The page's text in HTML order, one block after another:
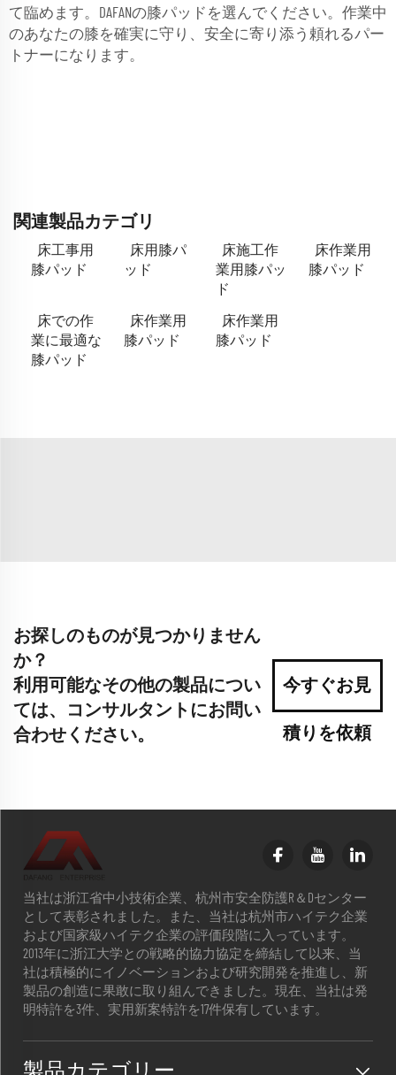
て臨めます。DAFANの膝パッドを選んでください。作業中
のあなたの膝を確実に守り、安全に寄り添う頼れるパー
トナーになります。
関連製品カテゴリ
床工事用
膝パッド
床用膝パ
ッド
床施工作
業用膝パッ
ド
床作業用
膝パッド
床での作
業に最適な
膝パッド
床作業用
膝パッド
床作業用
膝パッド
お探しのものが見つかりません
か？
利用可能なその他の製品につい
ては、コンサルタントにお問い
合わせください。
今すぐお見
積りを依頼
当社は浙江省中小技術企業、杭州市安全防護R＆Dセンター
として表彰されました。また、当社は杭州市ハイテク企業
および国家級ハイテク企業の評価段階に入っています。
2013年に浙江大学との戦略的協力協定を締結して以来、当
社は積極的にイノベーションおよび研究開発を推進し、新
製品の創造に果敢に取り組んできました。現在、当社は発
明特許を3件、実用新案特許を17件保有しています。